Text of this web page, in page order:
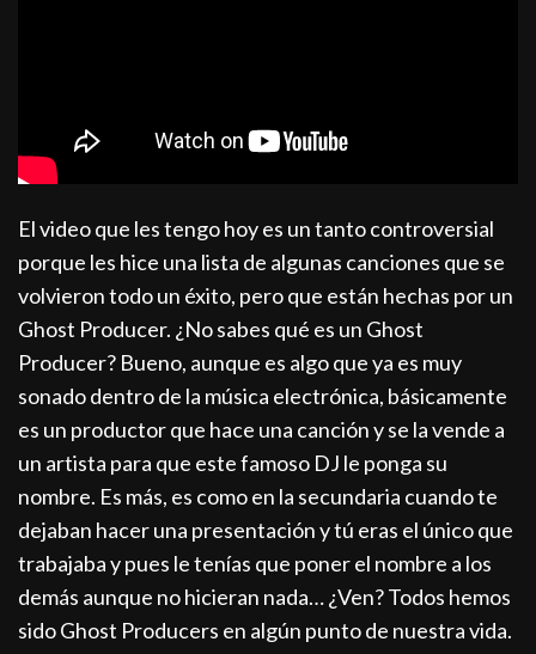
El video que les tengo hoy es un tanto controversial
porque les hice una lista de algunas canciones que se
volvieron todo un éxito, pero que están hechas por un
Ghost Producer. ¿No sabes qué es un Ghost
Producer? Bueno, aunque es algo que ya es muy
sonado dentro de la música electrónica, básicamente
es un productor que hace una canción y se la vende a
un artista para que este famoso DJ le ponga su
nombre. Es más, es como en la secundaria cuando te
dejaban hacer una presentación y tú eras el único que
trabajaba y pues le tenías que poner el nombre a los
demás aunque no hicieran nada… ¿Ven? Todos hemos
sido Ghost Producers en algún punto de nuestra vida.